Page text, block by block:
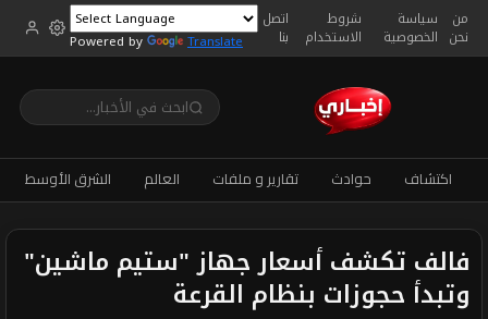
من
نحن
سياسة
الخصوصية
شروط
الاستخدام
اتصل
بنا Powered by Translate
اكتشاف حوادث تقارير و ملفات العالم الشرق الأوسط
فالف تكشف أسعار جهاز "ستيم ماشين"
وتبدأ حجوزات بنظام القرعة